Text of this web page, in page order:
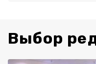
Выбор